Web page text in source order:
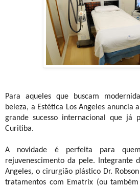
Para aqueles que buscam
beleza, a Estética Los Angeles anuncia
grande sucesso internacional que já
Curitiba.
A novidade é perfeita para
rejuvenescimento da pele. Integrante
Angeles, o cirurgião plástico Dr.
tratamentos com Ematrix (ou